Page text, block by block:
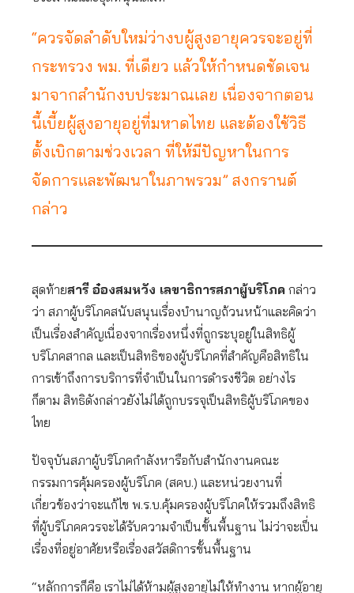
“ควรจัดลำดับใหม่ว่างบผู้สูงอายุควรจะอยู่ที่
กระทรวง พม. ที่เดียว แล้วให้กำหนดชัดเจน
มาจากสำนักงบประมาณเลย เนื่องจากตอน
นี้เบี้ยผู้สูงอายุอยู่ที่มหาดไทย และต้องใช้วิธี
ตั้งเบิกตามช่วงเวลา ที่ให้มีปัญหาในการ
จัดการและพัฒนาในภาพรวม” สงกรานต์
กล่าว
สุดท้ายสารี อ๋องสมหวัง เลขาธิการสภาผู้บริโภค กล่าว
ว่า สภาผู้บริโภคสนับสนุนเรื่องบำนาญถ้วนหน้าและคิดว่า
เป็นเรื่องสำคัญเนื่องจากเรื่องหนึ่งที่ถูกระบุอยู่ในสิทธิผู้
บริโภคสากล และเป็นสิทธิของผู้บริโภคที่สำคัญคือสิทธิใน
การเข้าถึงการบริการที่จำเป็นในการดำรงชีวิต อย่างไร
ก็ตาม สิทธิดังกล่าวยังไม่ได้ถูกบรรจุเป็นสิทธิผู้บริโภคของ
ไทย
ปัจจุบันสภาผู้บริโภคกำลังหารือกับสำนักงานคณะ
กรรมการคุ้มครองผู้บริโภค (สคบ.) และหน่วยงานที่
เกี่ยวข้องว่าจะแก้ไข พ.ร.บ.คุ้มครองผู้บริโภคให้รวมถึงสิทธิ
ที่ผู้บริโภคควรจะได้รับความจำเป็นขั้นพื้นฐาน ไม่ว่าจะเป็่น
เรื่องที่อยู่อาศัยหรือเรื่องสวัสดิการขั้นพื้นฐาน
“หลักการก็คือ เราไม่ได้ห้ามผู้สูงอายุไม่ให้ทำงาน หากผู้อายุ